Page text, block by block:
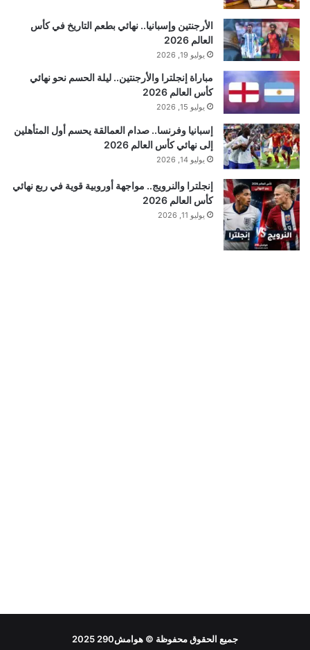
الأرجنتين وإسبانيا.. نهائي بطعم التاريخ في كأس
العالم 2026
يوليو 19, 2026
مباراة إنجلترا والأرجنتين.. ليلة الحسم نحو نهائي
كأس العالم 2026
يوليو 15, 2026
إسبانيا وفرنسا.. صدام العمالقة يحسم أول المتأهلين
إلى نهائي كأس العالم 2026
يوليو 14, 2026
إنجلترا والنرويج.. مواجهة أوروبية قوية في ربع نهائي
كأس العالم 2026
يوليو 11, 2026
جميع الحقوق محفوظة © هوامش290